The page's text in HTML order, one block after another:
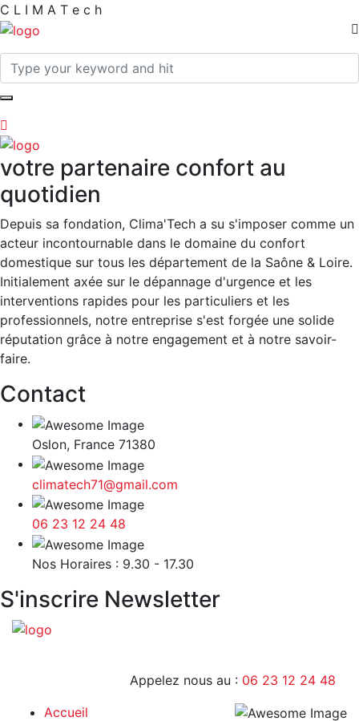
C L I M A T e c h
votre partenaire confort au
quotidien
Depuis sa fondation, Clima'Tech a su s'imposer comme un
acteur incontournable dans le domaine du confort
domestique sur tous les département de la Saône & Loire.
Initialement axée sur le dépannage d'urgence et les
interventions rapides pour les particuliers et les
professionnels, notre entreprise s'est forgée une solide
réputation grâce à notre engagement et à notre savoir-
faire.
Contact
Oslon, France 71380
climatech71@gmail.com
06 23 12 24 48
Nos Horaires : 9.30 - 17.30
S'inscrire Newsletter
Appelez nous au : 06 23 12 24 48
Accueil